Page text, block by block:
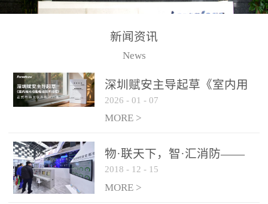
间等，其建筑结构特殊、
火灾隐患多。一旦发生火
传统的火灾关测器无法被
及时缺发，不能及早发现
和有效扑救火火，这不仅
力和闲难，同时也将造成
巨大的经济损失和社会影
响，基至还会造成人员伤
亡。图像型火灾探测器正
等多项专利技术和专有技
警领域三十多年技术积累
和工程实践的结晶。
新闻资讯
News
深圳赋安主导起草《室内用
光动能电池技术规程》 正式
布局光伏新能源产业
2026 - 01 - 07
MORE >
物·联天下，智·汇消防——
赋安F&S 2018上海消防展圆
满落幕
2018 - 12 - 15
MORE >